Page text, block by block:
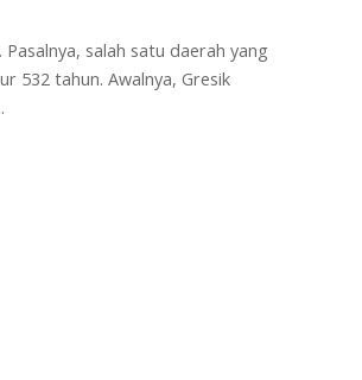
salah satu daerah yang
532 tahun. Awalnya, Gresik